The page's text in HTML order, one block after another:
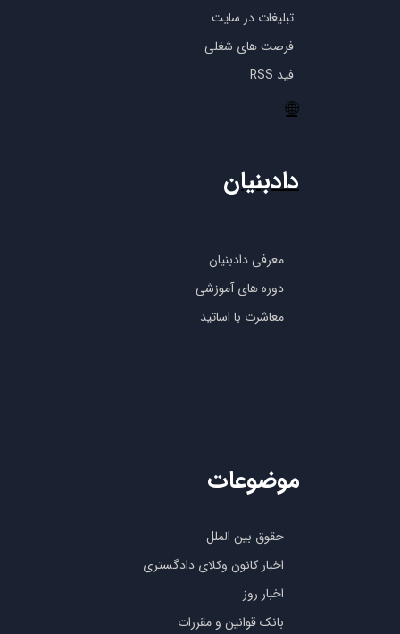
تبلیغات در سایت
فرصت های شغلی
فید RSS
🌐
معرفی دادبنیان
دوره های آموزشی
معاشرت با اساتید
دادبنیان
حقوق بین الملل
اخبار کانون وکلای دادگستری
اخبار روز
بانک قوانین و مقررات
موضوعات